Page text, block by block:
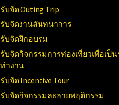
รับจัด Outing Trip
รับจัดงานสันทนาการ
รับจัดฝึกอบรม
รับจัดกิจกรรมการท่องเที่ยวเพื่อเป็น
ทำงาน
รับจัด Incentive Tour
รับจัดกิจกรรมละลายพฤติกรรม